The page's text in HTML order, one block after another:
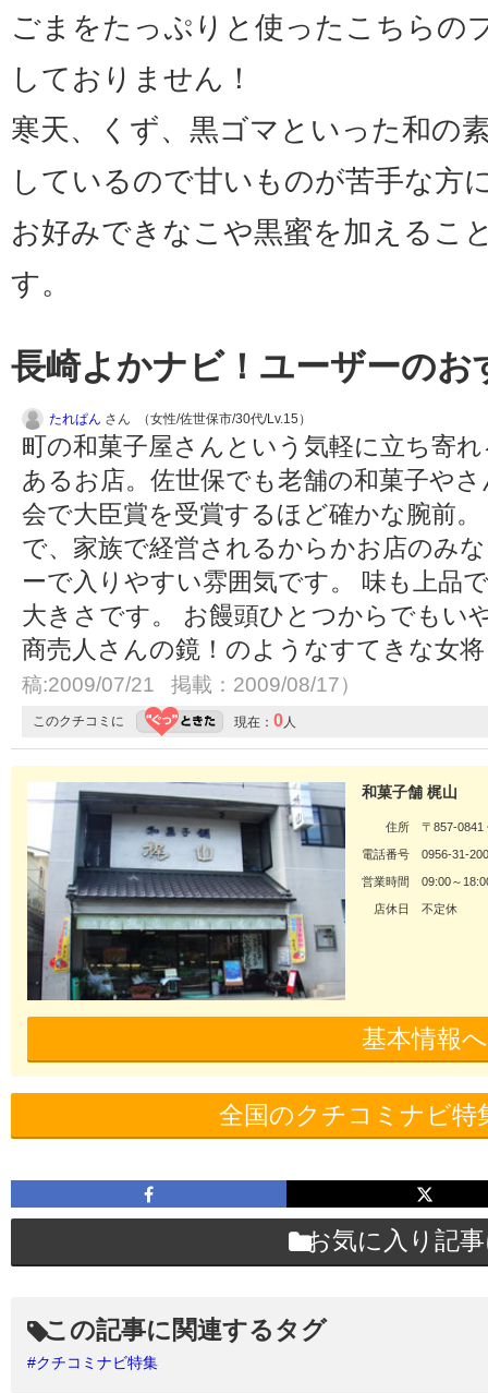
ごまをたっぷりと使ったこちらの
しておりません！
寒天、くず、黒ゴマといった和の
しているので甘いものが苦手な方
お好みできなこや黒蜜を加えるこ
す。
長崎よかナビ！ユーザーのお
たれぱん さん （女性/佐世保市/30代/Lv.15）
町の和菓子屋さんという気軽に立ち寄
あるお店。佐世保でも老舗の和菓子や
会で大臣賞を受賞するほど確かな腕前
で、家族で経営されるからかお店のみ
ーで入りやすい雰囲気です。 味も上品
大きさです。 お饅頭ひとつからでもい
商売人さんの鏡！のようなすてきな女
稿:2009/07/21 掲載：2009/08/17）
このクチコミに 現在： 0人
和菓子舗 梶山
住所 〒857-0841
電話番号 0956-31-
営業時間 09:00～
店休日 不定休
基本情報へ
全国のクチコミナビ特
お気に入り記
この記事に関連するタグ
#クチコミナビ特集